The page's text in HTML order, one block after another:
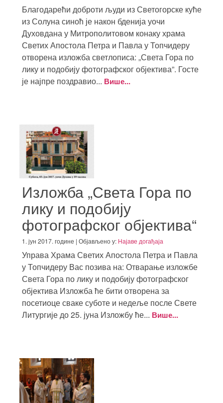
Благодарећи доброти људи из Светогорске куће
из Солуна синоћ је након бденија уочи
Духовдана у Митрополитовом конаку храма
Светих Апостола Петра и Павла у Топчидеру
отворена изложба светлописа: „Света Гора по
лику и подобију фотографског објектива”. Госте
је најпре поздравио... Више...
Изложба „Света Гора по
лику и подобију
фотографског објектива“
1. јун 2017. године | Објављено у: Најаве догађаја
Управа Храма Светих Апостола Петра и Павла
у Топчидеру Вас позива на: Отварање изложбе
Света Гора по лику и подобију фотографског
објектива Изложба ће бити отворена за
посетиоце сваке суботе и недеље после Свете
Литургије до 25. јуна Изложбу ће... Више...